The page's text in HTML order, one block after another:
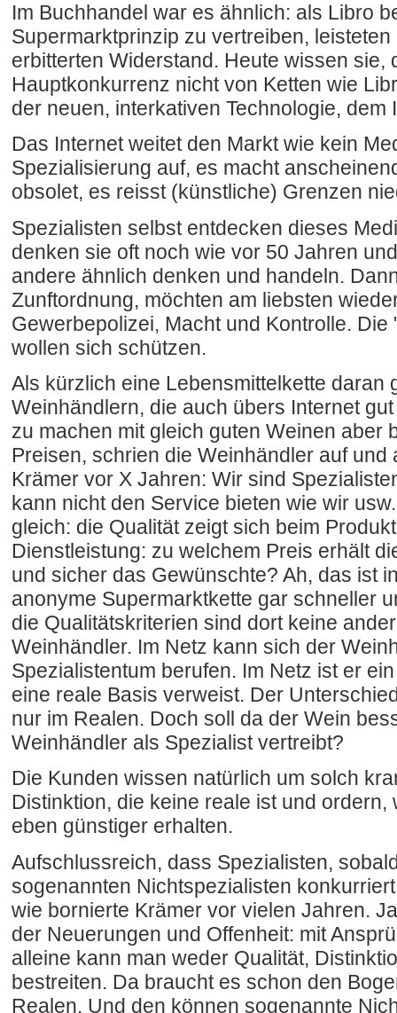
Im Buchhandel war es ähnlich: als Libro
Supermarktprinzip zu vertreiben,
erbitterten Widerstand. Heute wissen sie,
Hauptkonkurrenz nicht von Ketten wie
der neuen, interkativen Technologie, dem
Das Internet weitet den Markt wie kein
Spezialisierung auf, es macht
obsolet, es reisst (künstliche) Grenzen
Spezialisten selbst entdecken dieses
denken sie oft noch wie vor 50 Jahren
andere ähnlich denken und handeln.
Zunftordnung, möchten am liebsten
Gewerbepolizei, Macht und Kontrolle.
wollen sich schützen.
Als kürzlich eine Lebensmittelkette daran
Weinhändlern, die auch übers Internet
zu machen mit gleich guten Weinen aber
Preisen, schrien die Weinhändler auf und
Krämer vor X Jahren: Wir sind
kann nicht den Service bieten wie wir
gleich: die Qualität zeigt sich beim
Dienstleistung: zu welchem Preis erhält
und sicher das Gewünschte? Ah, das ist
anonyme Supermarktkette gar schneller
die Qualitätskriterien sind dort keine
Weinhändler. Im Netz kann sich der
Spezialistentum berufen. Im Netz ist er
eine reale Basis verweist. Der
nur im Realen. Doch soll da der Wein
Weinhändler als Spezialist vertreibt?
Die Kunden wissen natürlich um solch
Distinktion, die keine reale ist und ordern,
eben günstiger erhalten.
Aufschlussreich, dass Spezialisten,
sogenannten Nichtspezialisten
wie bornierte Krämer vor vielen Jahren.
der Neuerungen und Offenheit: mit
alleine kann man weder Qualität,
bestreiten. Da braucht es schon den
Realen. Und den können sogenannte